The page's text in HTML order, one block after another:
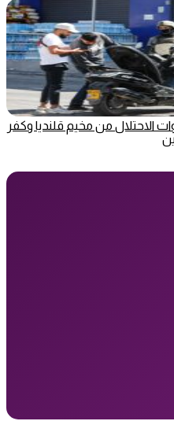
من مخيم قلنديا وكفر